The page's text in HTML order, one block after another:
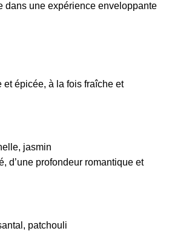
dans une expérience enveloppante
et épicée, à la fois fraîche et
jasmin
d’une profondeur romantique et
patchouli